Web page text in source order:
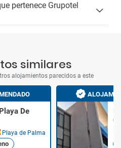
pertenece Grupotel
similares
alojamientos parecidos a este
De
Playa de Palma